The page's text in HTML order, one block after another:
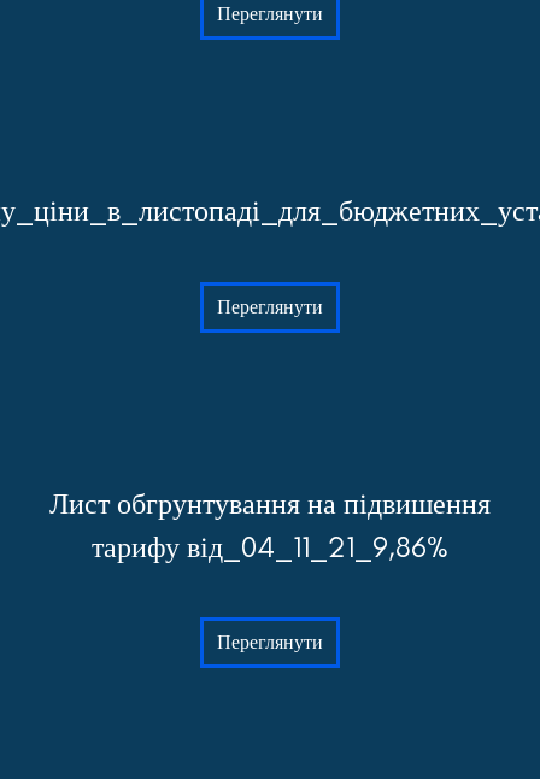
Переглянути
Переглянути
Лист обгрунтування на підвишення
тарифу від_04_11_21_9,86%
Переглянути